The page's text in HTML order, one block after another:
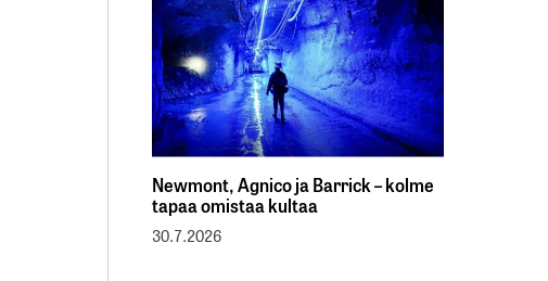
Newmont, Agnico ja Barrick – kolme
tapaa omistaa kultaa
30.7.2026